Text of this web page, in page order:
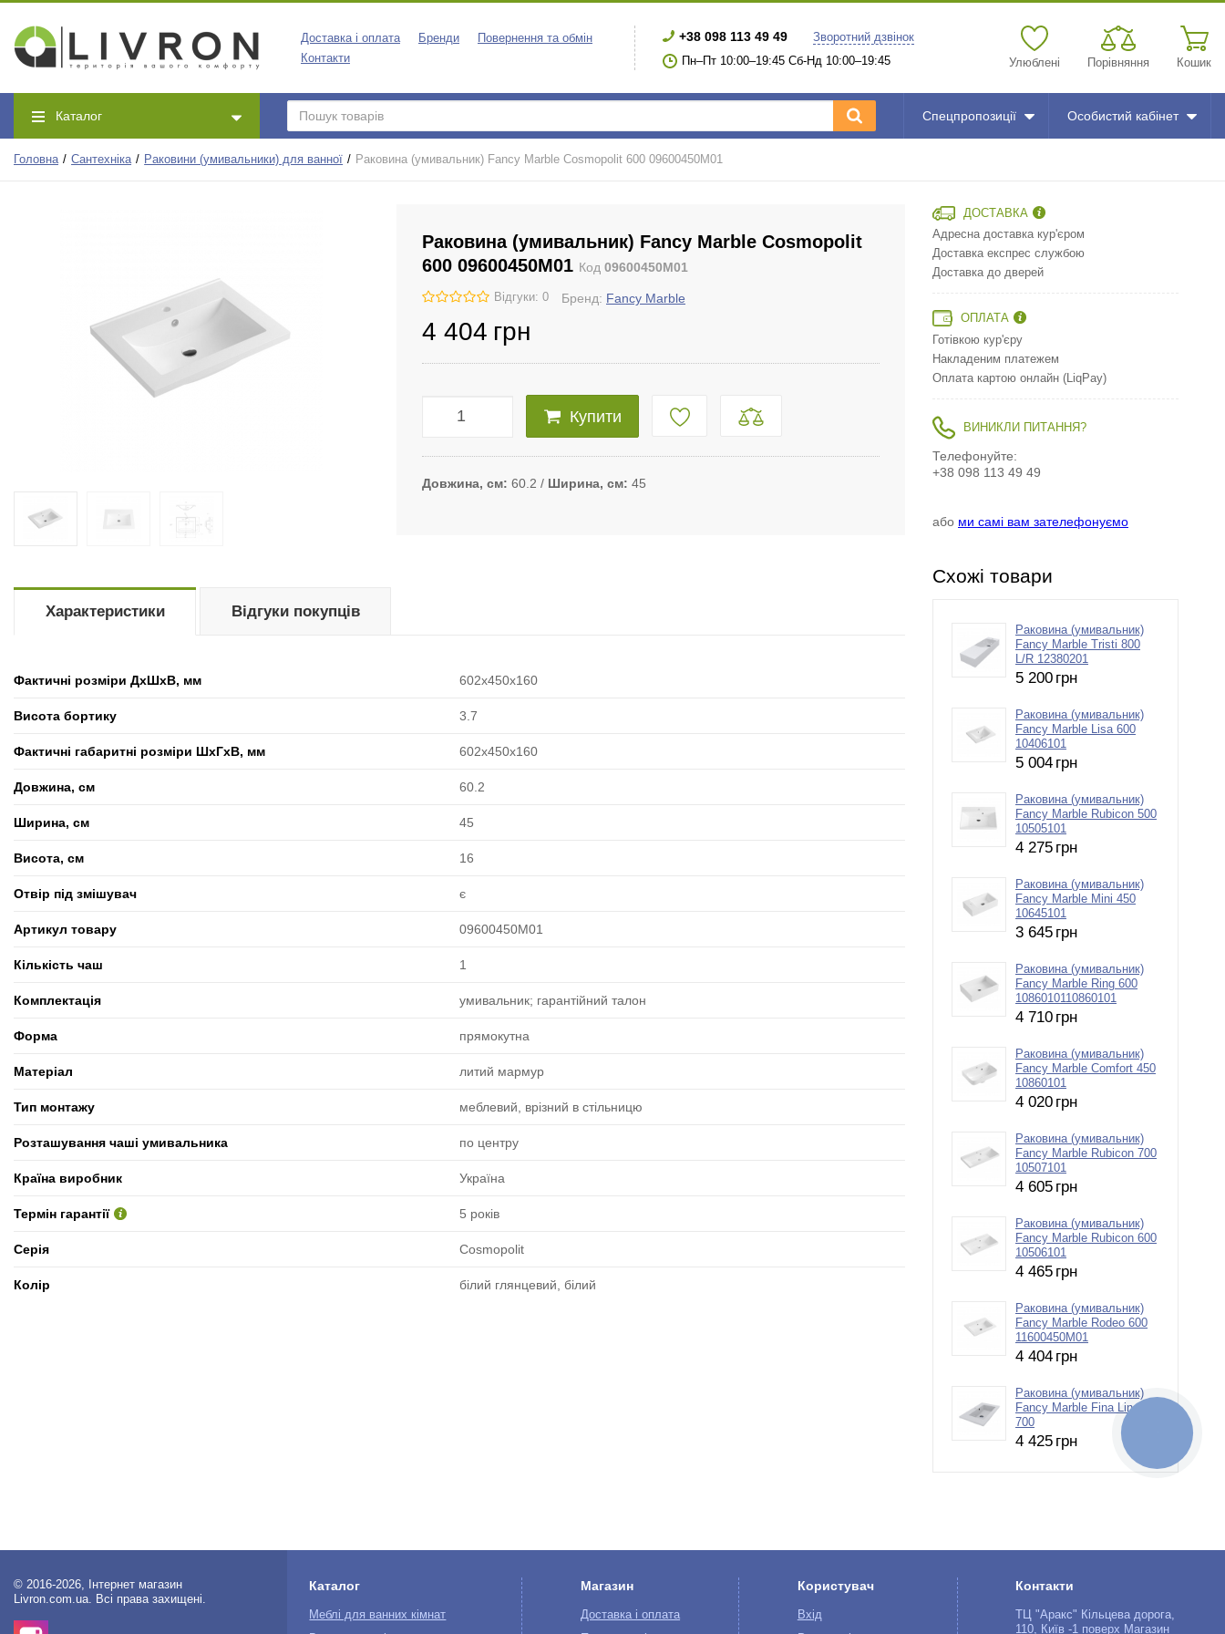
Доставка і оплата Бренди
Повернення та обмін
Контакти
+38 098 113 49 49
Зворотний дзвінок
Пн–Пт 10:00–19:45 Сб-Нд 10:00–19:45
Улюблені Порівняння Кошик
Каталог Спецпропозиції Особистий кабінет
Головна Сантехніка Раковини (умивальники) для ванної Раковина (умивальник) Fancy Marble Cosmopolit 600 09600450М01
Раковина (умивальник) Fancy Marble Cosmopolit
600 09600450М01 Код 09600450М01
Відгуки: 0 Бренд: Fancy Marble
4 404 грн
Купити
Довжина, см 60.2 Ширина, см 45
Характеристики
Фактичні розміри ДхШхВ, мм 602x450x160
Висота бортику 3.7
Фактичні габаритні розміри ШхГхВ, мм 602x450x160
Довжина, см 60.2
Ширина, см 45
Висота, см 16
Отвір під змішувач є
Артикул товару 09600450М01
Кількість чаш 1
Комплектація умивальник; гарантійний талон
Форма прямокутна
Матеріал литий мармур
Тип монтажу меблевий, врізний в стільницю
Розташування чаші умивальника по центру
Країна виробник Україна
Термін гарантії 5 років
Серія Cosmopolit
Колір білий глянцевий, білий
Відгуки покупців
ДОСТАВКА
Адресна доставка кур'єром
Доставка експрес службою
Доставка до дверей
ОПЛАТА
Готівкою кур'єру
Накладеним платежем
Оплата картою онлайн (LiqPay)
ВИНИКЛИ ПИТАННЯ?
Телефонуйте:
+38 098 113 49 49
або ми самі вам зателефонуємо
Схожі товари
Раковина (умивальник)
Fancy Marble Tristi 800
L/R 12380201
5 200 грн
Раковина (умивальник)
Fancy Marble Lisa 600
10406101
5 004 грн
Раковина (умивальник)
Fancy Marble Rubicon 500
10505101
4 275 грн
Раковина (умивальник)
Fancy Marble Mini 450
10645101
3 645 грн
Раковина (умивальник)
Fancy Marble Ring 600
1086010110860101
4 710 грн
Раковина (умивальник)
Fancy Marble Comfort 450
10860101
4 020 грн
Раковина (умивальник)
Fancy Marble Rubicon 700
10507101
4 605 грн
Раковина (умивальник)
Fancy Marble Rubicon 600
10506101
4 465 грн
Раковина (умивальник)
Fancy Marble Rodeo 600
11600450М01
4 404 грн
Раковина (умивальник)
Fancy Marble Fina Line
700
4 425 грн
© 2016-2026, Інтернет магазин
Livron.com.ua. Всі права захищені.
Каталог
Меблі для ванних кімнат
Магазин
Доставка і оплата
Користувач
Вхід
Контакти
ТЦ "Аракс" Кільцева дорога,
110, Київ -1 поверх Магазин